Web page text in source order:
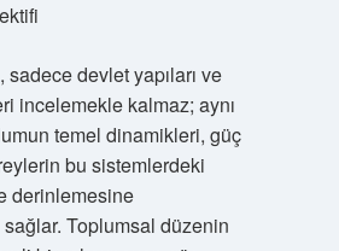
devlet yapıları ve
incelemekle kalmaz; aynı
temel dinamikleri, güç
bu sistemlerdeki
derinlemesine
Toplumsal düzenin